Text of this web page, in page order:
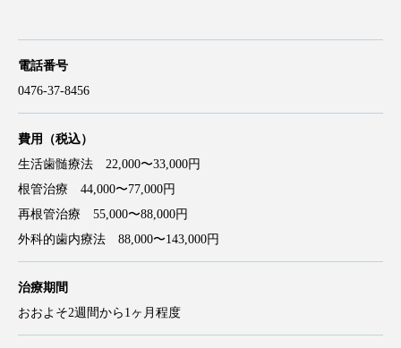
電話番号
0476-37-8456
費用（税込）
生活歯髄療法 22,000〜33,000円
根管治療 44,000〜77,000円
再根管治療 55,000〜88,000円
外科的歯内療法 88,000〜143,000円
治療期間
おおよそ2週間から1ヶ月程度